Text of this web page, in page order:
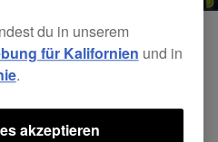
du in unserem
für Kalifornien und in
.
akzeptieren